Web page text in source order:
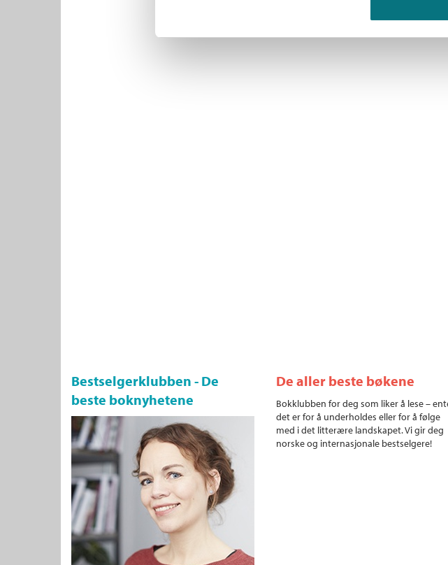
Bestselgerklubben - De
beste boknyhetene
De aller beste bøkene
Bokklubben for deg som liker å lese –
det er for å underholdes eller for å følge
med i det litterære landskapet. Vi gir deg
norske og internasjonale bestselgere!